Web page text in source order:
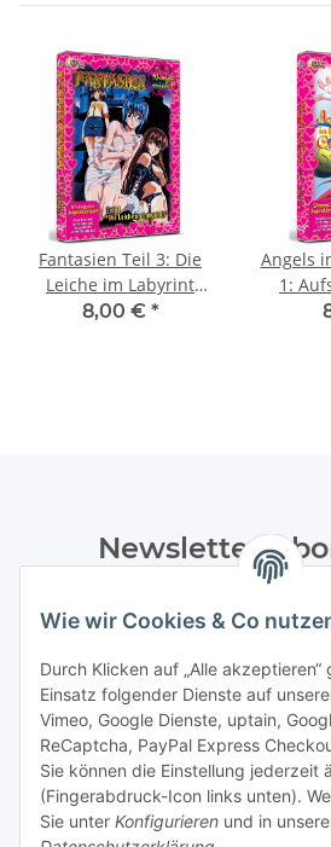
Wie wir Cookies & Co
Durch Klicken auf „Alle
Einsatz folgender Dienste auf
Vimeo, Google Dienste, uptain,
ReCaptcha, PayPal Express
Sie können die Einstellung jederzeit
(Fingerabdruck-Icon links unten).
Sie unter Konfigurieren und in
Fantasien Teil 3: Die
Leiche im Labyrint
(uncut)
8,00 € *
Angels
1:
Newsletter
Datenschutzerklärungregelmäßig
Newsletter Abonnieren
Informationen